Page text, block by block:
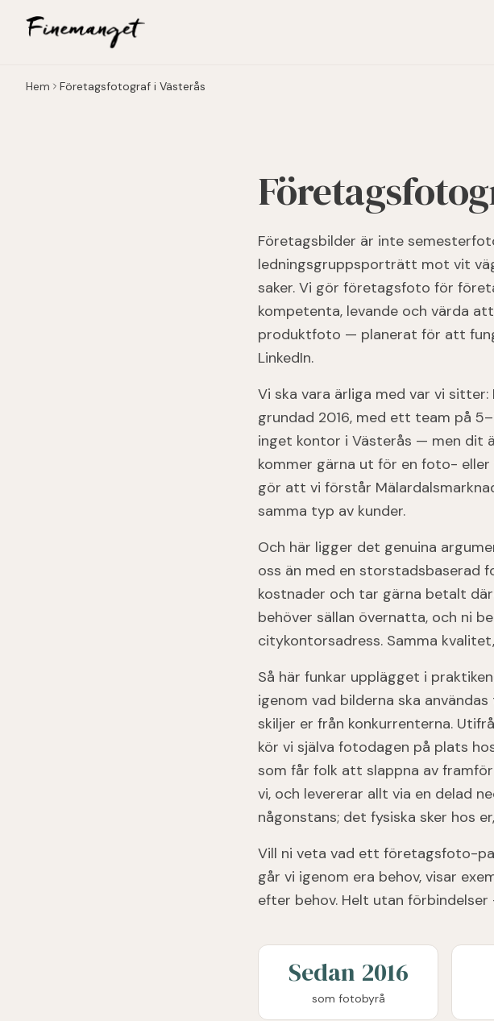
Hem Företagsfotograf i Västerås
Företagsbilder är inte
ledningsgruppsporträtt mot vit
saker. Vi gör företagsfoto för
kompetenta, levande och värda
produktfoto — planerat för att
LinkedIn.
Vi ska vara ärliga med var vi
grundad 2016, med ett team på
inget kontor i Västerås — men dit
kommer gärna ut för en foto-
gör att vi förstår
samma typ av kunder.
Och här ligger det genuina
oss än med en storstadsbaserad
kostnader och tar gärna betalt
behöver sällan övernatta, och ni
citykontorsadress. Samma
Så här funkar upplägget i
igenom vad bilderna ska
skiljer er från konkurrenterna.
kör vi själva fotodagen på plats
som får folk att slappna av
vi, och levererar allt via en delad
någonstans; det fysiska sker hos
Vill ni veta vad ett företagsfoto-
går vi igenom era behov, visar
efter behov. Helt utan
Sedan 2016
som fotobyrå